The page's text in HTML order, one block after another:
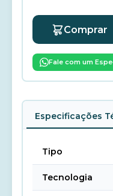
Comprar
Fale com um
Especificações
Tipo
Tecnologia